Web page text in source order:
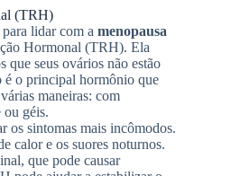
(TRH)
lidar com a menopausa
Hormonal (TRH). Ela
que seus ovários não estão
é o principal hormônio que
maneiras: com
ou géis.
os sintomas mais incômodos.
calor e os suores noturnos.
que pode causar